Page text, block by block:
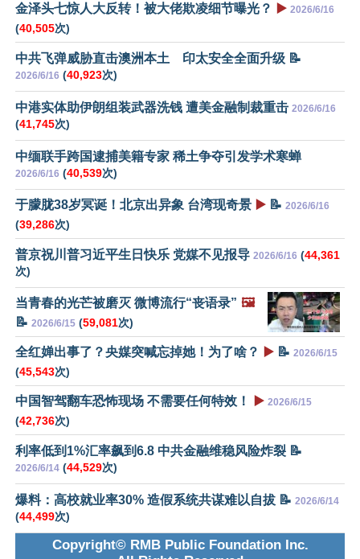
金泽头七惊人大反转！被大佬欺凌细节曝光？ ▶️ 2026/6/16
(40,505次)
中共飞弹威胁直击澳洲本土 印太安全全面升级 📝
2026/6/16 (40,923次)
中港实体助伊朗组装武器洗钱 遭美金融制裁重击 2026/6/16
(41,745次)
中缅联手跨国逮捕美籍专家 稀土争夺引发学术寒蝉
2026/6/16 (40,539次)
于朦胧38岁冥诞！北京出异象 台湾现奇景 ▶️ 📝 2026/6/16
(39,286次)
普京祝川普习近平生日快乐 党媒不见报导 2026/6/16 (44,361
次)
当青春的光芒被磨灭 微博流行“丧语录” 🖼️
📝 2026/6/15 (59,081次)
全红婵出事了？央媒突喊忘掉她！为了啥？ ▶️ 📝 2026/6/15
(45,543次)
中国智驾翻车恐怖现场 不需要任何特效！ ▶️ 2026/6/15
(42,736次)
利率低到1%汇率飙到6.8 中共金融维稳风险炸裂 📝
2026/6/14 (44,529次)
爆料：高校就业率30% 造假系统共谋难以自拔 📝 2026/6/14
(44,499次)
Copyright© RMB Public Foundation Inc.